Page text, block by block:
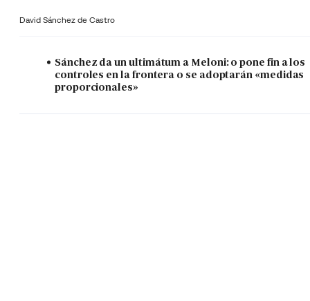
David Sánchez de Castro
Sánchez da un ultimátum a Meloni: o pone fin a los
controles en la frontera o se adoptarán «medidas
proporcionales»